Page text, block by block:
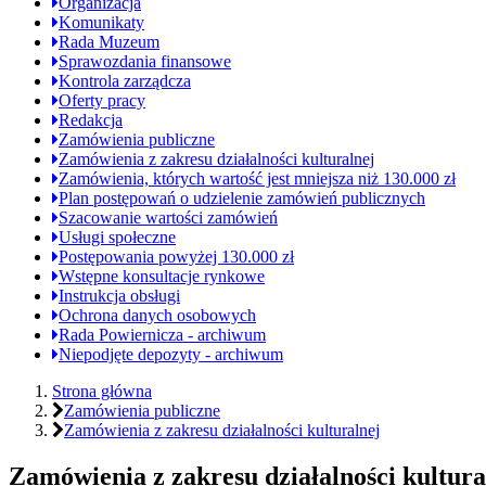
stron
Komunikaty
Rada Muzeum
Sprawozdania finansowe
Kontrola zarządcza
Oferty pracy
Redakcja
Zamówienia publiczne
Zamówienia z zakresu działalności kulturalnej
Zamówienia, których wartość jest mniejsza niż 130.000 zł
Plan postępowań o udzielenie zamówień publicznych
Szacowanie wartości zamówień
Usługi społeczne
Postępowania powyżej 130.000 zł
Wstępne konsultacje rynkowe
Instrukcja obsługi
Ochrona danych osobowych
Rada Powiernicza - archiwum
Niepodjęte depozyty - archiwum
Jesteś
tutaj:
Strona główna
Zamówienia publiczne
Zamówienia z zakresu działalności kulturalnej
Zamówienia z zakresu działalności